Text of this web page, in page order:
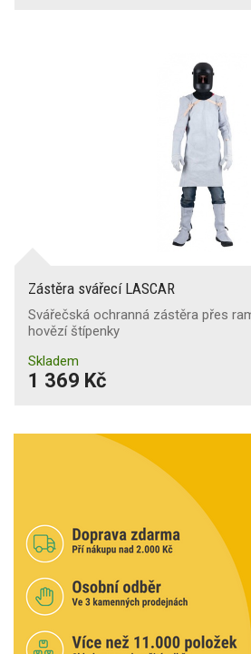
Zástěra svářecí LASCAR
Svářečská ochranná zástěra přes
hovězí štípenky
Skladem
1 369 Kč